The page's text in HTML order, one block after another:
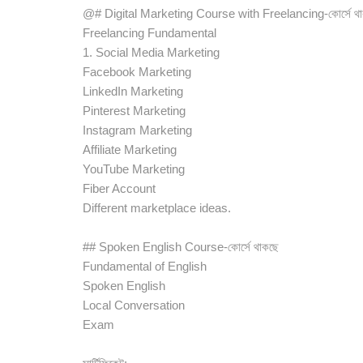
@# Digital Marketing Course with Freelancing-কোর্সে
Freelancing Fundamental
1. Social Media Marketing
Facebook Marketing
LinkedIn Marketing
Pinterest Marketing
Instagram Marketing
Affiliate Marketing
YouTube Marketing
Fiber Account
Different marketplace ideas.
## Spoken English Course-কোর্সে থাকছে
Fundamental of English
Spoken English
Local Conversation
Exam